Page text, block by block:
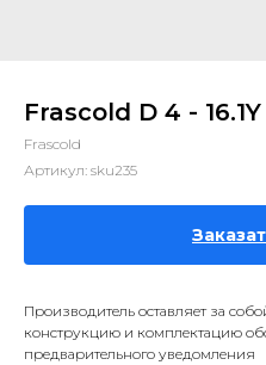
Frascold D 4 - 16.1Y
Frascold
Артикул: sku235
Производитель оставляет за
конструкцию и комплектацию
предварительного уведомления